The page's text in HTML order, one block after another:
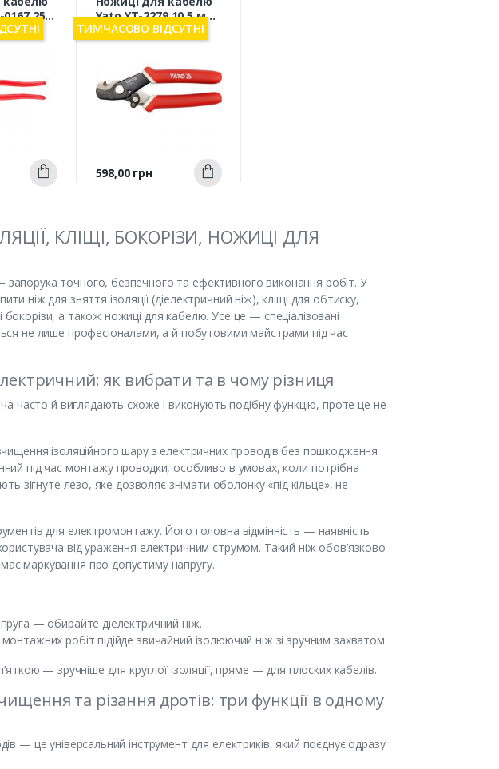
250
Купити
Yato YT-2279 10,5 мм
170 мм
Швидкий
перегляд
Ціна
598,00 грн Купити
ТИМЧАСОВО ВІДСУТНІ
КЛІЩІ, БОКОРІЗИ, НОЖИЦІ ДЛЯ
точного, безпечного та ефективного виконання робіт. У
ніж для зняття ізоляції (діелектричний ніж), кліщі для обтиску,
а також ножиці для кабелю. Усе це — спеціалізовані
не лише професіоналами, а й побутовими майстрами під час
як вибрати та в чому різниця
часто й виглядають схоже і виконують подібну функцію, проте це не
ізоляційного шару з електричних проводів без пошкодження
під час монтажу проводки, особливо в умовах, коли потрібна
зігнуте лезо, яке дозволяє знімати оболонку «під кільце», не
для електромонтажу. Його головна відмінність — наявність
від ураження електричним струмом. Такий ніж обов’язково
маркування про допустиму напругу.
— обирайте діелектричний ніж.
робіт підійде звичайний ізолюючий ніж зі зручним захватом.
— зручніше для круглої ізоляції, пряме — для плоских кабелів.
та різання дротів: три функції в одному
— це універсальний інструмент для електриків, який поєднує одразу